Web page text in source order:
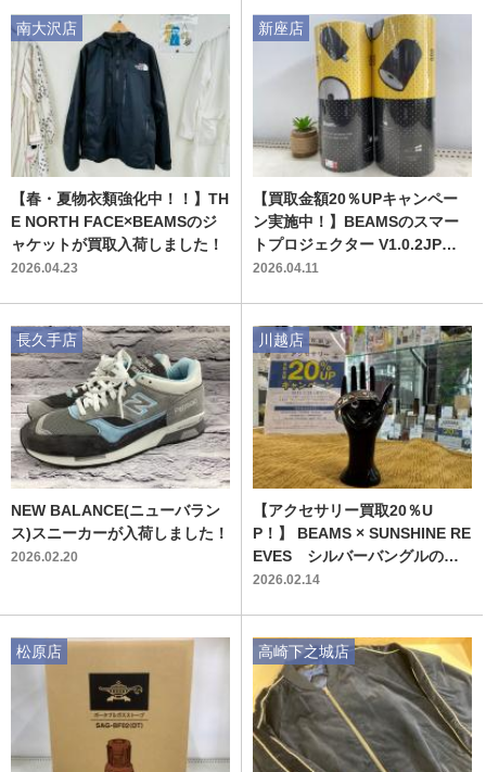
【春・夏物衣類強化中！！】TH
E NORTH FACE×BEAMSのジ
ャケットが買取入荷しました！
2026.04.23
南大沢店
【買取金額20％UPキャンペー
ン実施中！】BEAMSのスマー
トプロジェクター V1.0.2JPを
買取しました！
2026.04.11
新座店
NEW BALANCE(ニューバラン
ス)スニーカーが入荷しました！
2026.02.20
長久手店
【アクセサリー買取20％U
P！】 BEAMS × SUNSHINE RE
EVES シルバーバングルのご
紹介です！
2026.02.14
川越店
松原店 高崎下之城店